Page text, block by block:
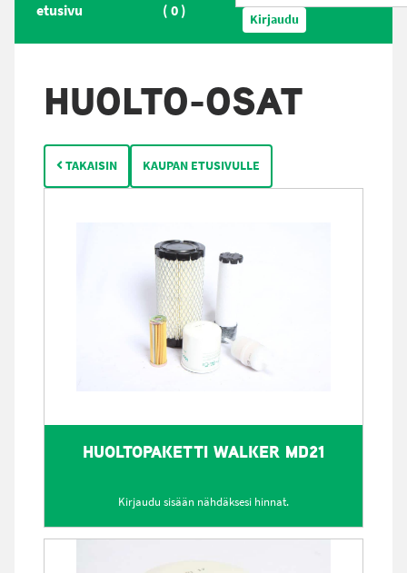
etusivu
(0) Kirjaudu
HUOLTO-OSAT
TAKAISIN KAUPAN ETUSIVULLE
HUOLTOPAKETTI WALKER MD21
Kirjaudu sisään nähdäksesi hinnat.